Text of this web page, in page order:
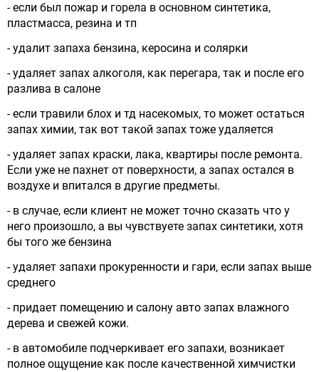
- если был пожар и горела в основном синтетика,
пластмасса, резина и тп
- удалит запаха бензина, керосина и солярки
- удаляет запах алкоголя, как перегара, так и после его
разлива в салоне
- если травили блох и тд насекомых, то может остаться
запах химии, так вот такой запах тоже удаляется
- удаляет запах краски, лака, квартиры после ремонта.
Если уже не пахнет от поверхности, а запах остался в
воздухе и впитался в другие предметы.
- в случае, если клиент не может точно сказать что у
него произошло, а вы чувствуете запах синтетики, хотя
бы того же бензина
- удаляет запахи прокуренности и гари, если запах выше
среднего
- придает помещению и салону авто запах влажного
дерева и свежей кожи.
- в автомобиле подчеркивает его запахи, возникает
полное ощущение как после качественной химчистки